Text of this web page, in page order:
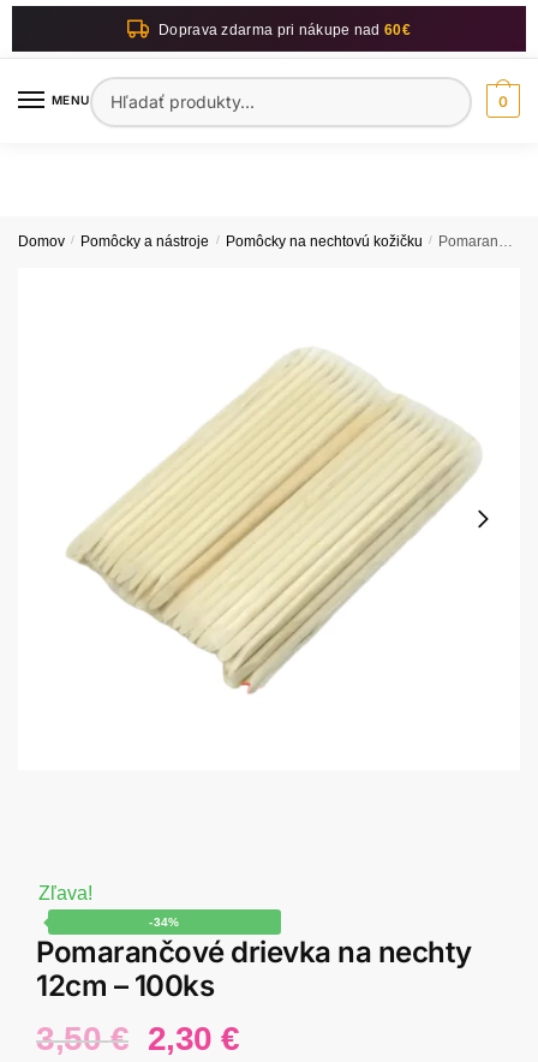
Skip
Skip
Doprava zdarma pri nákupe nad60€
MENUHľadať:
0
Domov / Pomôcky a nástroje / Pomôcky na nechtovú kožičku / Pomarančové drievka na nechty 12cm – 100ks
Zľava!
Pomarančové drievka na nechty
12cm – 100ks
3,50€ Pôvodná
2,30 €Aktuálna
-34%